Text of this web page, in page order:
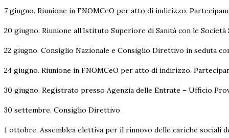
7 giugno. Riunione in FNOMCeO per atto di indirizzo.
20 giugno. Riunione all’Istituto Superiore di Sanità con le
22 giugno. Consiglio Nazionale e Consiglio Direttivo in seduta
24 giugno. Riunione in FNOMCeO per atto di indirizzo.
30 giugno. Registrato presso Agenzia delle Entrate – Ufficio
30 settembre. Consiglio Direttivo
1 ottobre. Assemblea elettiva per il rinnovo delle cariche sociali